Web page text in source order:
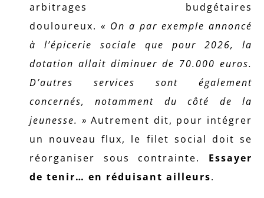
arbitrages budgétaires
douloureux. « On a par exemple annoncé
à l’épicerie sociale que pour 2026, la
dotation allait diminuer de 70.000 euros.
D’autres services sont également
concernés, notamment du côté de la
jeunesse. » Autrement dit, pour intégrer
un nouveau flux, le filet social doit se
réorganiser sous contrainte. Essayer
de tenir… en réduisant ailleurs.